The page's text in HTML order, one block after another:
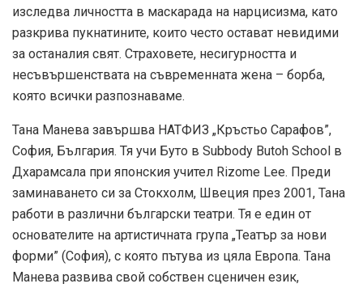
изследва личността в маскарада на нарцисизма, като
разкрива пукнатините, които често остават невидими
за останалия свят. Страховете, несигурността и
несъвършенствата на съвременната жена – борба,
която всички разпознаваме.
Тана Манева завършва НАТФИЗ „Кръстьо Сарафов”,
София, България. Тя учи Буто в Subbody Butoh School в
Дхарамсала при японския учител Rizome Lee. Преди
заминаването си за Стокхолм, Швеция през 2001, Тана
работи в различни български театри. Тя е един от
основателите на артистичната група „Театър за нови
форми” (София), с която пътува из цяла Европа. Тана
Манева развива свой собствен сценичен език,